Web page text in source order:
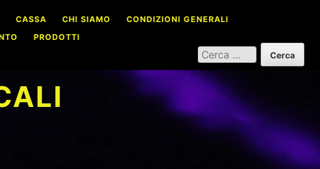
CASSA CHI SIAMO
CONDIZIONI GENERALI
PRODOTTI
RICERCA
PER: